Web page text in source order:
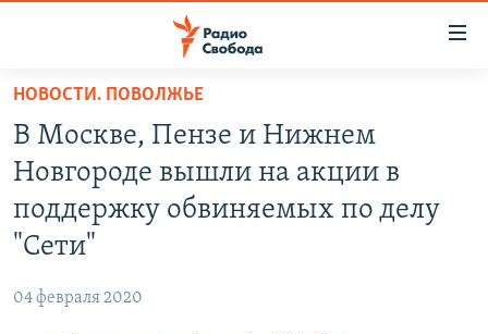
упрощенного
доступа
Вернуться
основному
содержанию
АВТОРСКИЕ ПРОЕКТЫ
ЦИТАТЫ СВОБОДЫ
КУЛЬТУРА
НОВОСТИ. ПОВОЛЖЬЕ
В Москве, Пензе и Нижнем
Новгороде вышли на акции в
поддержку обвиняемых по делу
"Сети"
04 февраля 2020